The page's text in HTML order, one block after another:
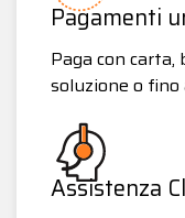
Pagamenti
Paga con
soluzione o
Assistenza